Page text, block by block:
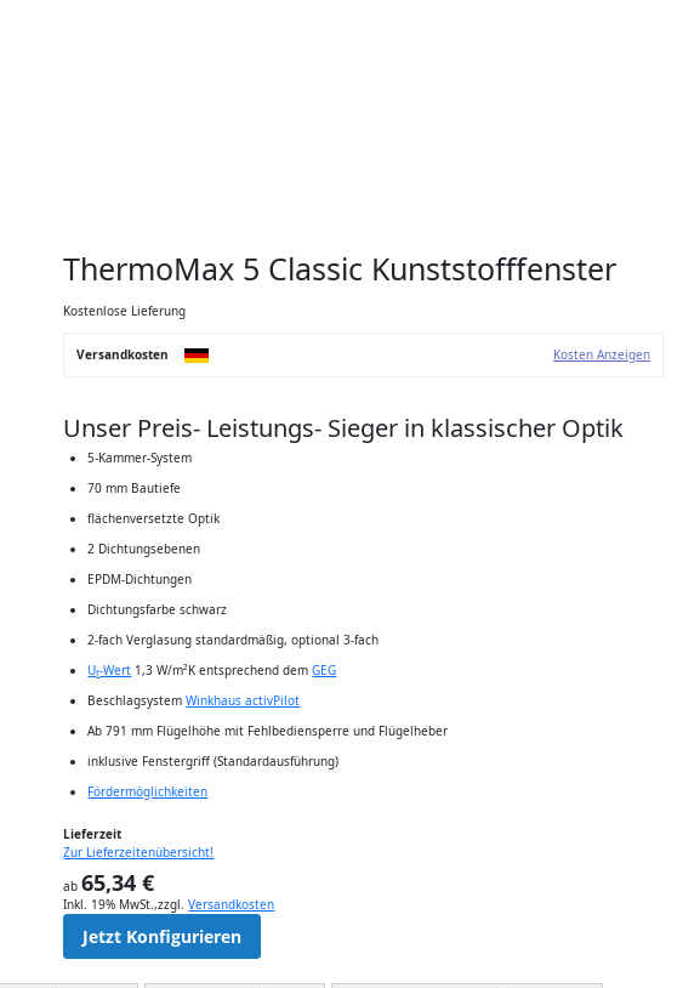
ThermoMax 5 Classic Kunststofffenster
Kostenlose Lieferung
Versandkosten Kosten Anzeigen
Unser Preis- Leistungs- Sieger in klassischer Optik
5-Kammer-System
70 mm Bautiefe
flächenversetzte Optik
2 Dichtungsebenen
EPDM-Dichtungen
Dichtungsfarbe schwarz
2-fach Verglasung standardmäßig, optional 3-fach
Uf-Wert 1,3 W/m²K entsprechend demGEG
BeschlagsystemWinkhaus activPilot
Ab 791 mm Flügelhöhe mit Fehlbediensperre und Flügelheber
inklusive Fenstergriff (Standardausführung)
Fördermöglichkeiten
Lieferzeit
Zur Lieferzeitenübersicht!
ab 65,34 €
Inkl. 19% MwSt.,zzgl.Versandkosten
Jetzt Konfigurieren